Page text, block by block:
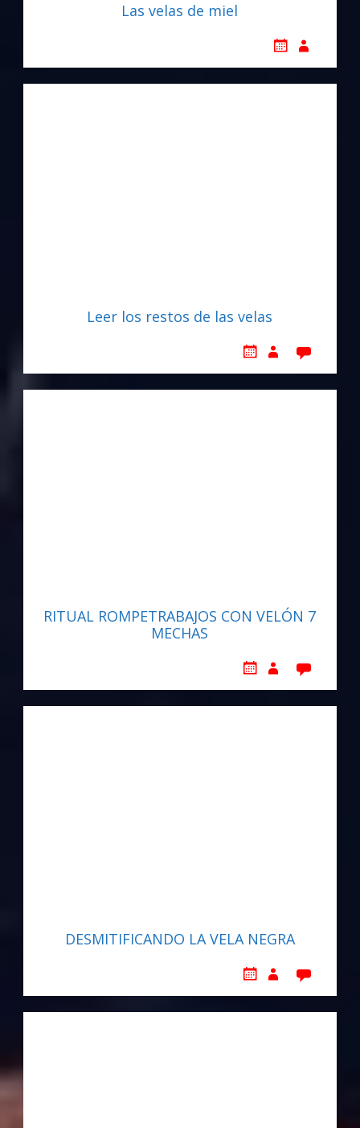
Las velas de miel
Leer los restos de las velas
RITUAL ROMPETRABAJOS CON VELÓN 7
MECHAS
DESMITIFICANDO LA VELA NEGRA